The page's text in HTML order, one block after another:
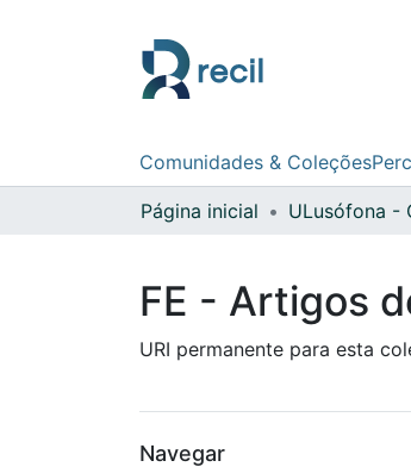
Comunidades & Coleções
Página inicial
FE - Artigos
URI permanente para esta
Navegar